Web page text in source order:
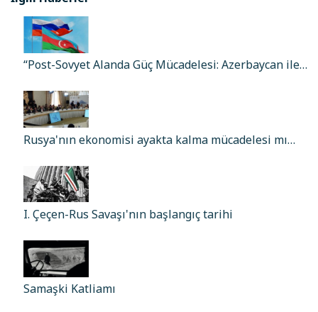
“Post-Sovyet Alanda Güç Mücadelesi: Azerbaycan ile…
Rusya'nın ekonomisi ayakta kalma mücadelesi mı…
I. Çeçen-Rus Savaşı'nın başlangıç tarihi
Samaşki Katliamı